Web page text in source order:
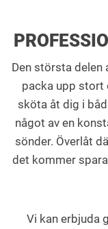
Den största delen
packa upp stort
sköta åt dig i
något av en
sönder. Överlåt
det kommer
Vi kan erbjuda